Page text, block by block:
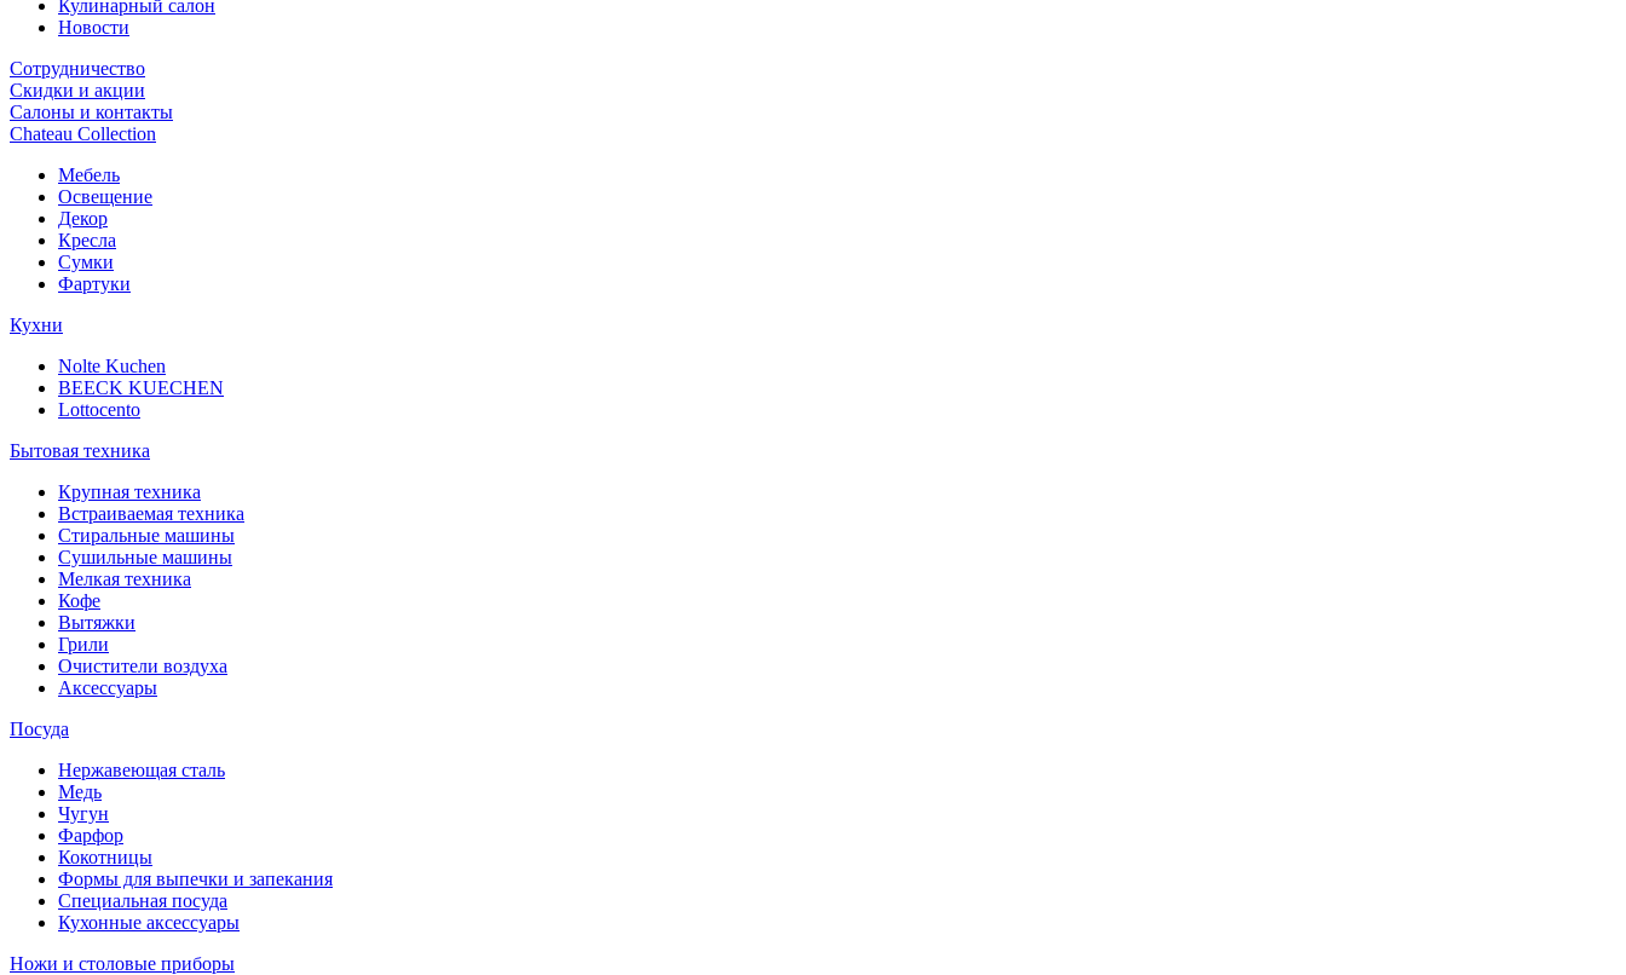
Кулинарный салон
Новости
Сотрудничество
Скидки и акции
Салоны и контакты
Chateau Collection
Мебель
Освещение
Декор
Кресла
Сумки
Фартуки
Кухни
Nolte Kuchen
BEECK KUECHEN
Lottocento
Бытовая техника
Крупная техника
Встраиваемая техника
Стиральные машины
Сушильные машины
Мелкая техника
Кофе
Вытяжки
Грили
Очистители воздуха
Аксессуары
Посуда
Нержавеющая сталь
Медь
Чугун
Фарфор
Кокотницы
Формы для выпечки и запекания
Специальная посуда
Кухонные аксессуары
Ножи и столовые приборы